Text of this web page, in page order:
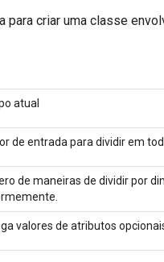
para criar uma classe
atual
de entrada para dividir em
de maneiras de dividir por
valores de atributos